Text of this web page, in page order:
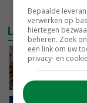
LAATSTE NIEUWS
Bepaalde
verwerken op
hiertegen
beheren. Zoek
een link om uw
privacy- en